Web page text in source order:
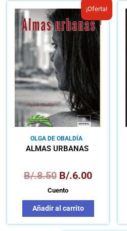
¡Oferta!
OLGA DE OBALDÍA
ALMAS URBANAS
B/.8.50
El
precio
original
era:
B/.8.50.
B/.6.00
El
precio
actual
es:
B/.6.00.
Cuento
Añadir al carrito